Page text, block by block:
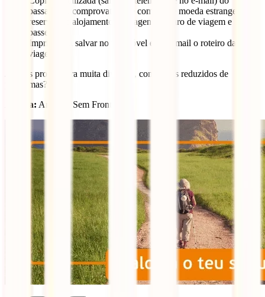
passaporte, comprovativo de compra de moeda estrangeira,
reservas de alojamento, passagens, seguro de viagem e
passeios
Imprimir ou salvar no telemóvel e no e-mail o roteiro da
viagem
Já estás pronto para muita diversão, com riscos reduzidos de
problemas?
Autora: Amanda Sem Fronteiras